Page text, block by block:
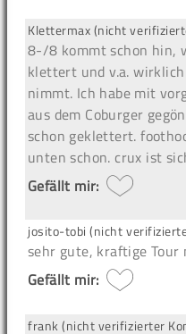
Klettermax (nicht
8-/8 kommt schon hin,
klettert und v.a.
nimmt. Ich habe mit
aus dem Coburger
schon geklettert.
unten schon. crux ist
Gefällt mir:
josito-tobi (nicht
sehr gute, kraftige
Gefällt mir:
frank (nicht verifizierter